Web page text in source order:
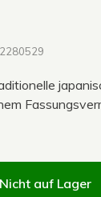
Nicht auf Lager